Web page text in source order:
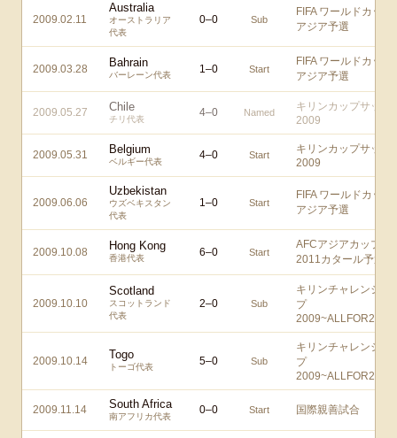
2009.02.11
Australia
オーストラリア
代表
0–0 Sub
FIFA ワールドカップ
アジア予選
2009.03.28 Bahrain
バーレーン代表 1–0 Start
FIFA ワールドカップ
アジア予選
2009.05.27 Chile
チリ代表
4–0 Named
キリンカップサッカ
2009
2009.05.31 Belgium
ベルギー代表
4–0 Start
キリンカップサッカ
2009
2009.06.06
Uzbekistan
ウズベキスタン
代表
1–0 Start
FIFA ワールドカップ
アジア予選
2009.10.08 Hong Kong
香港代表 6–0 Start
AFCアジアカップ
2011カタール予選
2009.10.10
Scotland
スコットランド
代表
2–0 Sub
キリンチャレンジカ
プ
2009.10.14 Togo
トーゴ代表 5–0 Sub
キリンチャレンジカ
プ
2009.11.14 South Africa
南アフリカ代表
0–0 Start 国際親善試合